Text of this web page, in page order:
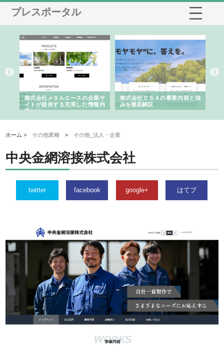
プレスポータル
株式会社メタルエースの企業サ
イトが提供する充実した情報内
容とは
株式会社ＣＳＡの事業内容と強
みを徹底解説
ホーム > その他業種 > その他_法人・企業
中央金網溶接株式会社
twitter facebook google+ はてブ